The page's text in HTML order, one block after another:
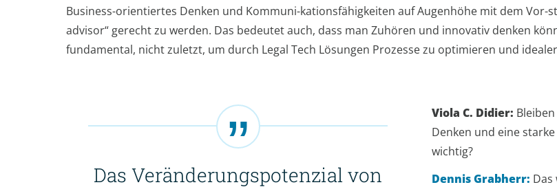
Business-orientiertes Denken und Kommuni-kationsfähigkeiten auf Augenhöhe mit dem
advisor“ gerecht zu werden. Das bedeutet auch, dass man Zuhören und innovativ denken
fundamental, nicht zuletzt, um durch Legal Tech Lösungen Prozesse zu optimieren und
Das Veränderungspotenzial von
Viola C. Didier:
Denken und eine
wichtig?
Dennis Grabherr: Das